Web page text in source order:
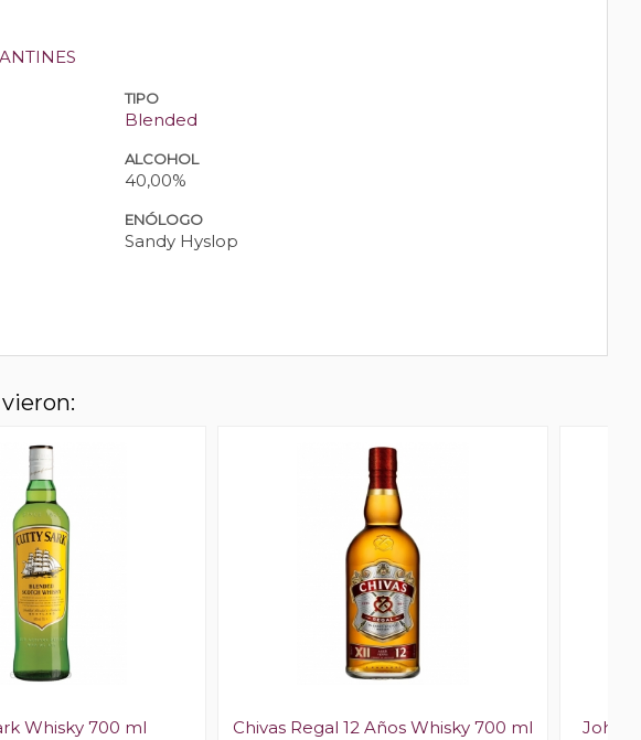
TIPO
Blended
ALCOHOL
40,00%
ENÓLOGO
Sandy Hyslop
Whisky 700 ml Chivas Regal 12 Años Whisky 700 ml